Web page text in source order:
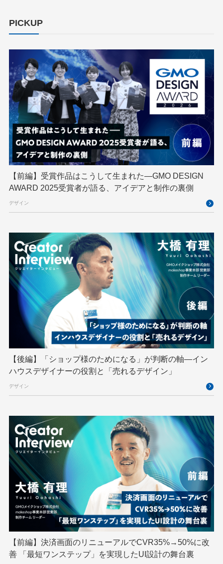
Designship developer DevRel
DevSecOpsThon Docker
Engineering Journey expert EXPERT CROSS
GMO AI＆ロボティクス商事 GMO AIR
GMO DESIGN AWARD GMO Developers Day
GMO Developers Night GMO Flatt Security
GMO GPUクラウド GMO Hacking Night
GMO kitaQ GMO SONIC GMOアドパートナーズ
GMOアドマーケティング GMOインターネット
GMOコネクト GMOサイバーセキュリティ byイエラエ
GMOデジキッズ GMOブランドセキュリティ
GMOペイメントゲートウェイ GMOペパボ
GMOメイクショップ GMOメディア GMOロボッツ
GMO大会議 GMO天秤AI Go GPUクラウド
GTB Hack-1グランプリ IETF iOS
ISUCON
Java JJUG JSAI2026 K8s
Kaigi on Rails
Perl PHPcon PHPerKaigi
Python RFC RPA Ruby
SECCON Selenium Spectrum Tokyo Meetup
splunk Takumi byGMO Terraform
TypeScript UI/UX vibe VLA VPN
VS Code XSS ZTNA
アドベントカレンダー
インターンシップ インハウス お名前.com
PICKUP
【前編】受賞作品はこうして生まれた—GMO DESIGN
AWARD 2025受賞者が語る、アイデアと制作の裏側
デザイン
【後編】「ショップ様のためになる」が判断の軸―イン
ハウスデザイナーの役割と「売れるデザイン」
デザイン
【前編】決済画面のリニューアルでCVR35%→50%に改
善 「最短ワンステップ」を実現したUI設計の舞台裏